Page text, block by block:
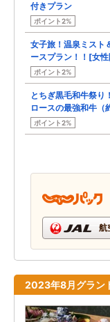
付きプラン
ポイント2%
女子旅！温泉ミスト
ースプラン！！[女
ポイント2%
とちぎ黒毛和牛祭り
ロースの最強和牛
ポイント2%
航
2023年8月グラン